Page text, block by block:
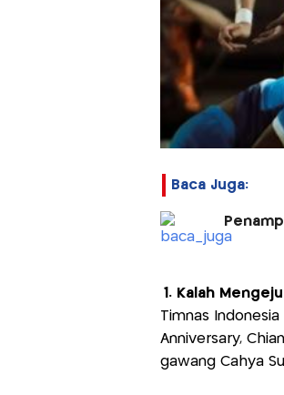
Baca Juga:
1. Kalah
Timnas
Anniversary,
gawang Cahya